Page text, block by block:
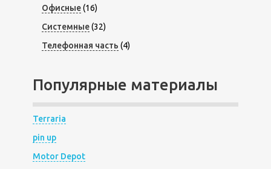
Офисные(16)
Системные(32)
Телефонная часть (4)
Популярные материалы
Terraria
pin up
Motor Depot